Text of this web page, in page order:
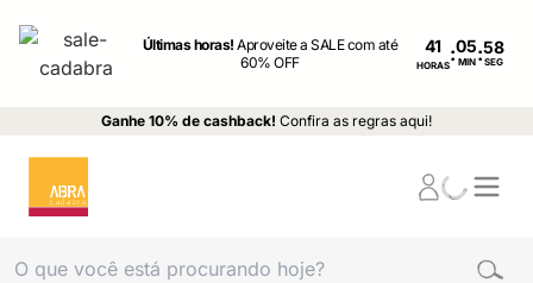
Últimas horas!Aproveite a SALE com até
60% OFF
41
HORAS: MIN : SEG
Ganhe 10% de cashback! Confira as regras aqui!